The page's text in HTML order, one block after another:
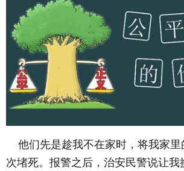
他们先是趁我不在家时，将我家里
次堵死。报警之后，治安民警说让我